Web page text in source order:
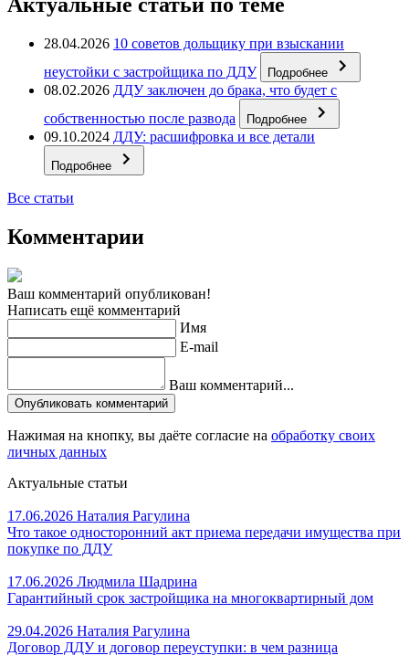
28.04.2026 10 советов дольщику при взыскании
неустойки с застройщика по ДДУ
Подробнее
08.02.2026 ДДУ заключен до брака, что будет с
собственностью после развода
Подробнее
09.10.2024 ДДУ: расшифровка и все детали
Подробнее
Все статьи
Комментарии
Ваш комментарий опубликован!
Написать ещё комментарий
Имя
E-mail
Ваш комментарий...
Опубликовать комментарий
Нажимая на кнопку, вы даёте согласие на обработку своих
личных данных
Актуальные статьи
17.06.2026 Наталия Рагулина
Что такое односторонний акт приема передачи имущества при
покупке по ДДУ
17.06.2026 Людмила Шадрина
Гарантийный срок застройщика на многоквартирный дом
29.04.2026 Наталия Рагулина
Договор ДДУ и договор переуступки: в чем разница